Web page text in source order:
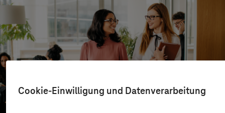
Cookie-Einwilligung und Datenverarbeitung
Gut informiert dank mobiler App